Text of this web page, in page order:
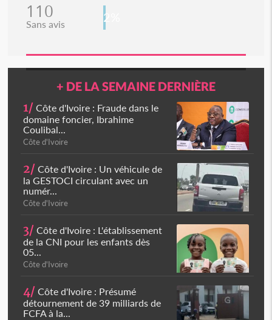
110
Sans avis 2%
+ DE LA SEMAINE DERNIÈRE
1/ Côte d'Ivoire : Fraude dans le
domaine foncier, Ibrahime
Coulibal...
Côte d'Ivoire
2/ Côte d'Ivoire : Un véhicule de
la GESTOCI circulant avec un
numér...
Côte d'Ivoire
3/ Côte d'Ivoire : L'établissement
de la CNI pour les enfants dès
05...
Côte d'Ivoire
4/ Côte d'Ivoire : Présumé
détournement de 39 milliards de
FCFA à la...